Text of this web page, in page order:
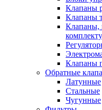
Клапаны
Клапаны
Клапаны,
Клапаны
Обратные
Латунные
Стальные
Чугунные